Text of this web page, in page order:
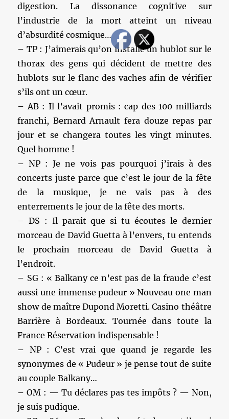
digestion. La dissonance cognitive sur
l’industrie de la mort atteint un niveau
d’absurdité cosmique…
– TP : J’aimerais qu’on installe un hublot sur le
thorax des gens qui décident de mettre des
hublots sur le flanc des vaches afin de vérifier
s’ils ont un cœur.
– AB : Il l’avait promis : cap des 100 milliards
franchi, Bernard Arnault fera douze repas par
jour et se changera toutes les vingt minutes.
Quel homme !
– NP : Je ne vois pas pourquoi j’irais à des
concerts juste parce que c’est le jour de la fête
de la musique, je ne vais pas à des
enterrements le jour de la fête des morts.
– DS : Il parait que si tu écoutes le dernier
morceau de David Guetta à l’envers, tu entends
le prochain morceau de David Guetta à
l’endroit.
– SG : « Balkany ce n’est pas de la fraude c’est
aussi une immense pudeur » Nouveau one man
show de maître Dupond Moretti. Casino théâtre
Barrière à Bordeaux. Tournée dans toute la
France Réservation indispensable !
– NP : C’est vrai que quand je regarde les
synonymes de « Pudeur » je pense tout de suite
au couple Balkany…
– OM : — Tu déclares pas tes impôts ? — Non,
je suis pudique.